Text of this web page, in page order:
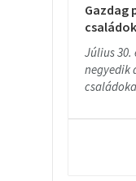
Gazdag
Július 30.
negyedik